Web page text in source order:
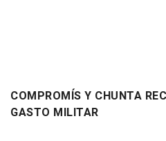
COMPROMÍS Y CHUNTA
GASTO MILITAR